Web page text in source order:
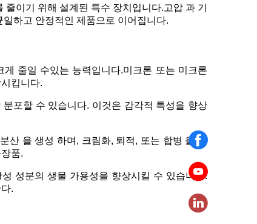
이기 위해 설계된 특수 장치입니다.고압 과 기
하고 안정적인 제품으로 이어집니다.
줄일 수있는 능력입니다.미크론 또는 미크론
킵니다.
포할 수 있습니다. 이것은 감각적 특성을 향상
을 생성 하며, 크림화, 퇴적, 또는 합병 을 방
품.
성분의 생물 가용성을 향상시킬 수 있습니다.
.